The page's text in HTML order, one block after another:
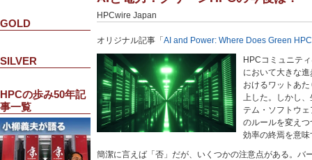
GOLD
SILVER
HPCの歩み50年記
事一覧
HPCwire Japan
オリジナル記事「 AI and Power: Where Does Green
HPCコミュニテ
において大きな
おけるワットあ
上した。しかし
テム・ソフトウ
のルールを変え
効率の終焉を意
簡潔に言えば「否」だが、いくつかの注意点がある。バ